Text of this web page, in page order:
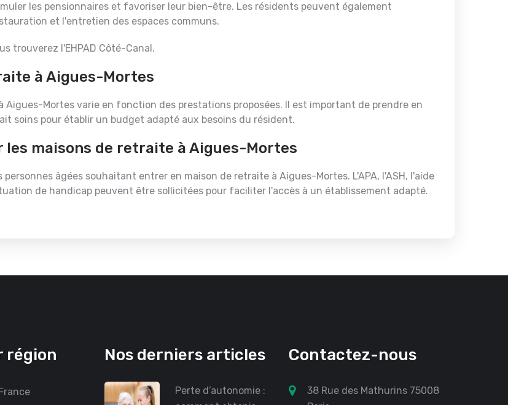
les pensionnaires et favoriser leur bien-être. Les résidents peuvent également
et l'entretien des espaces communs.
trouverez l'EHPAD Côté-Canal.
à Aigues-Mortes
Mortes varie en fonction des prestations proposées. Il est important de prendre en
soins pour établir un budget adapté aux besoins du résident.
maisons de retraite à Aigues-Mortes
âgées souhaitant entrer en maison de retraite à Aigues-Mortes. L'APA, l'ASH, l'aide
de handicap peuvent être sollicitées pour faciliter l'accès à un établissement adapté.
région Nos derniers articles
Perte d’autonomie :
Contactez-nous
38 Rue des Mathurins 75008